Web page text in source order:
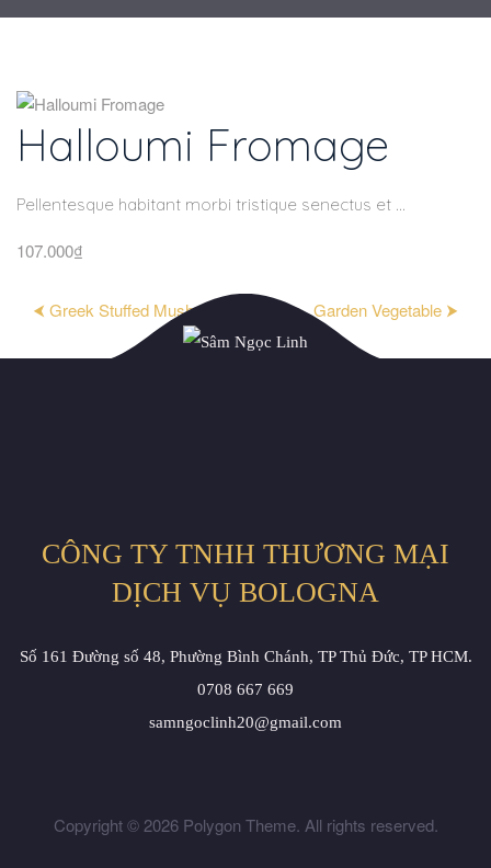
Halloumi Fromage
Pellentesque habitant morbi tristique senectus et ...
107.000₫
⮜ Greek Stuffed Mushroom Garden Vegetable ⮞
CÔNG TY TNHH THƯƠNG MẠI
DỊCH VỤ BOLOGNA
Số 161 Đường số 48, Phường Bình Chánh, TP Thủ Đức, TP HCM.
0708 667 669
samngoclinh20@gmail.com
Copyright © 2026 Polygon Theme. All rights reserved.